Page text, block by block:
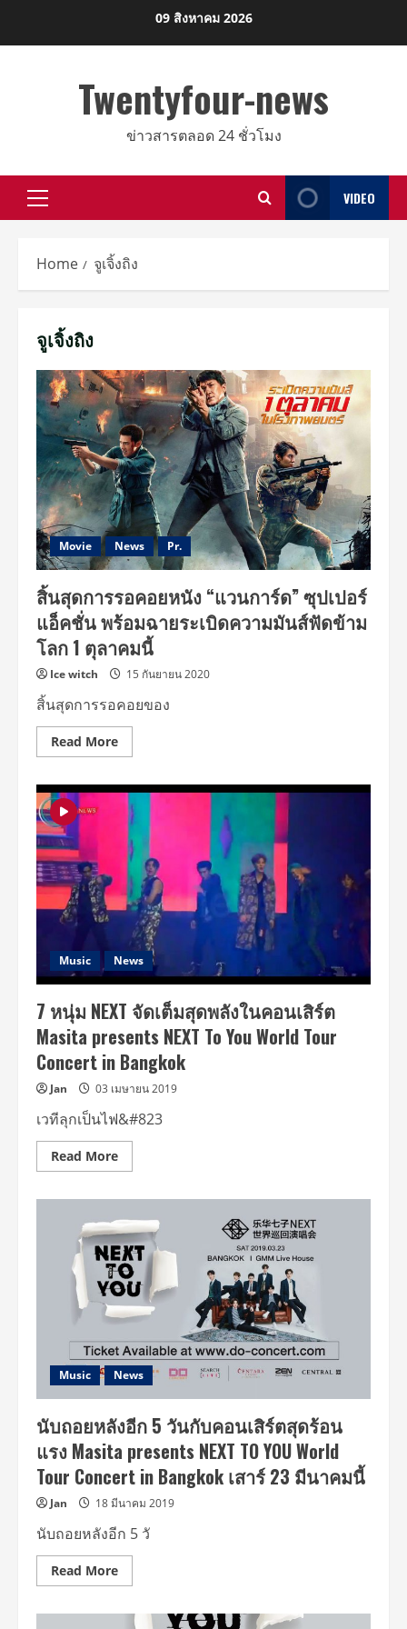
09 สิงหาคม 2026
Twentyfour-news
ข่าวสารตลอด 24 ชั่วโมง
Primary
VIDEO
Home จูเจิ้งถิง
จูเจิ้งถิง
Movie News Pr.
สิ้นสุดการรอคอยหนัง “แวนการ์ด” ซุปเปอร์
แอ็คชั่น พร้อมฉายระเบิดความมันส์ฟัดข้าม
โลก 1 ตุลาคมนี้
Ice witch 15 กันยายน 2020
สิ้นสุดการรอคอยของ
Read MoreRead
more
สุด
การ
รอ
คอย
หนัง
“แวน
การ์ด”
ซุป
เปอร์
แอ็
คชั่น
พร้อม
ฉาย
ระเบิด
ความ
มันส์
ข้าม
โลก
1
ตุลาคม
นี้
Music News
7 หนุ่ม NEXT จัดเต็มสุดพลังในคอนเสิร์ต
Masita presents NEXT To You World Tour
Concert in Bangkok
Jan 03 เมษายน 2019
เวทีลุกเป็นไฟ&#823
Read MoreRead
more
NEXT
จัด
เต็ม
สุด
พลัง
ใน
คอนเสิร์ต
Masita
presents
To
You
World
Tour
Concert
Bangkok
Music News
นับถอยหลังอีก 5 วันกับคอนเสิร์ตสุดร้อน
แรง Masita presents NEXT TO YOU World
Tour Concert in Bangkok เสาร์ 23 มีนาคมนี้
Jan 18 มีนาคม 2019
นับถอยหลังอีก 5 วั
Read MoreRead
more
ถอย